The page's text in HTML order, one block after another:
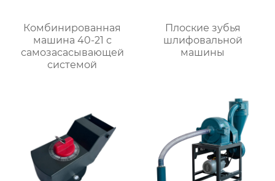
Комбинированная
машина 40-21 с
самозасасывающей
системой
Плоские зубья
шлифовальной
машины